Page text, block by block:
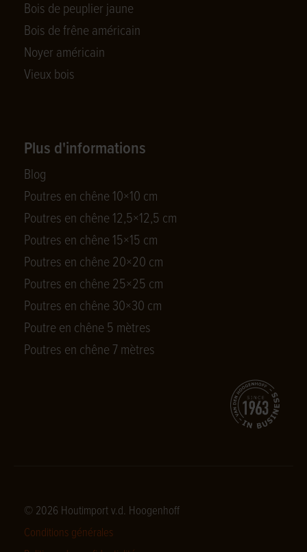
Bois de peuplier jaune
Bois de frêne américain
Noyer américain
Vieux bois
Plus d'informations
Blog
Poutres en chêne 10×10 cm
Poutres en chêne 12,5×12,5 cm
Poutres en chêne 15×15 cm
Poutres en chêne 20×20 cm
Poutres en chêne 25×25 cm
Poutres en chêne 30×30 cm
Poutre en chêne 5 mètres
Poutres en chêne 7 mètres
© 2026 Houtimport v.d. Hoogenhoff
Conditions générales